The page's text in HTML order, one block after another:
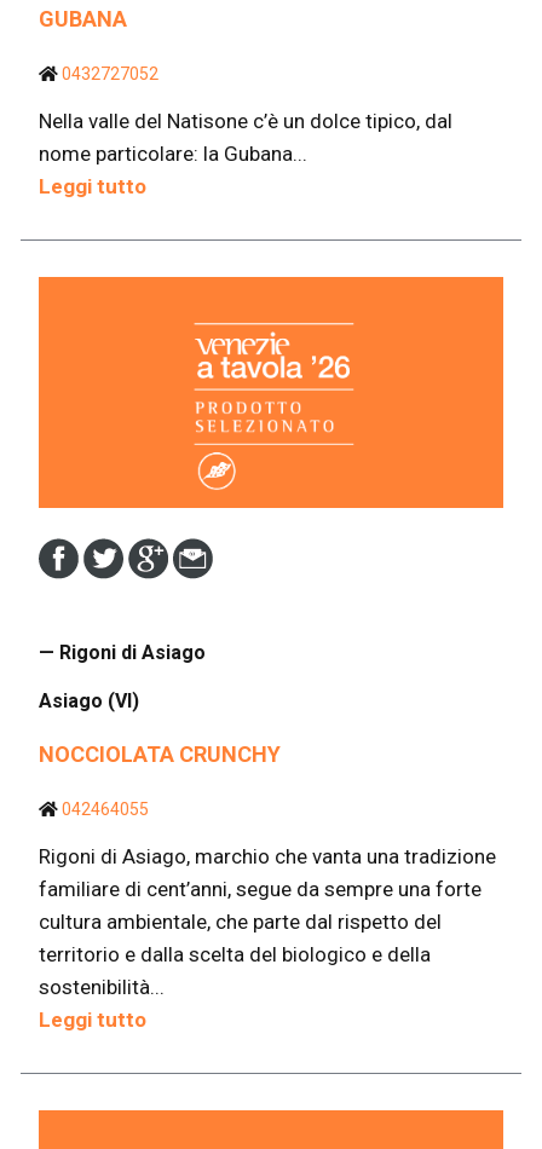
GUBANA
0432727052
Nella valle del Natisone c’è un dolce tipico, dal
nome particolare: la Gubana...
Leggi tutto
— Rigoni di Asiago
Asiago (VI)
NOCCIOLATA CRUNCHY
042464055
Rigoni di Asiago, marchio che vanta una tradizione
familiare di cent’anni, segue da sempre una forte
cultura ambientale, che parte dal rispetto del
territorio e dalla scelta del biologico e della
sostenibilità...
Leggi tutto